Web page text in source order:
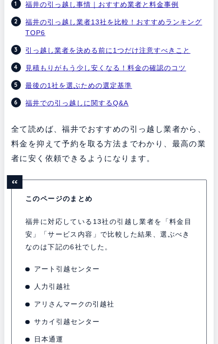
福井の引っ越し事情｜おすすめ業者と料金事例
福井の引っ越し業者13社を比較！おすすめランキング
TOP6
引っ越し業者を決める前に1つだけ注意すべきこと
見積もりがもう少し安くなる！料金の確認のコツ
最後の1社を選ぶための選定基準
福井での引っ越しに関するQ&A
全て読めば、福井でおすすめの引っ越し業者から、
料金を抑えて予約を取る方法までわかり、最高の業
者に安く依頼できるようになります。
このページのまとめ
福井に対応している13社の引越し業者を「料金目
安」「サービス内容」で比較した結果、選ぶべき
なのは下記の6社でした。
アート引越センター
人力引越社
アリさんマークの引越社
サカイ引越センター
日本通運